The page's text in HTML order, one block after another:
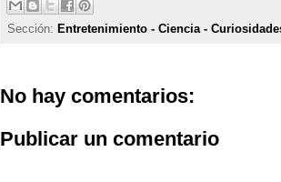
Sección: Entretenimiento - Ciencia -
No hay comentarios:
Publicar un comentario